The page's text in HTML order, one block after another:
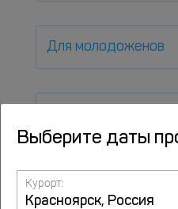
Для молодоженов
Конференц-зал
Выберите даты
Курорт: